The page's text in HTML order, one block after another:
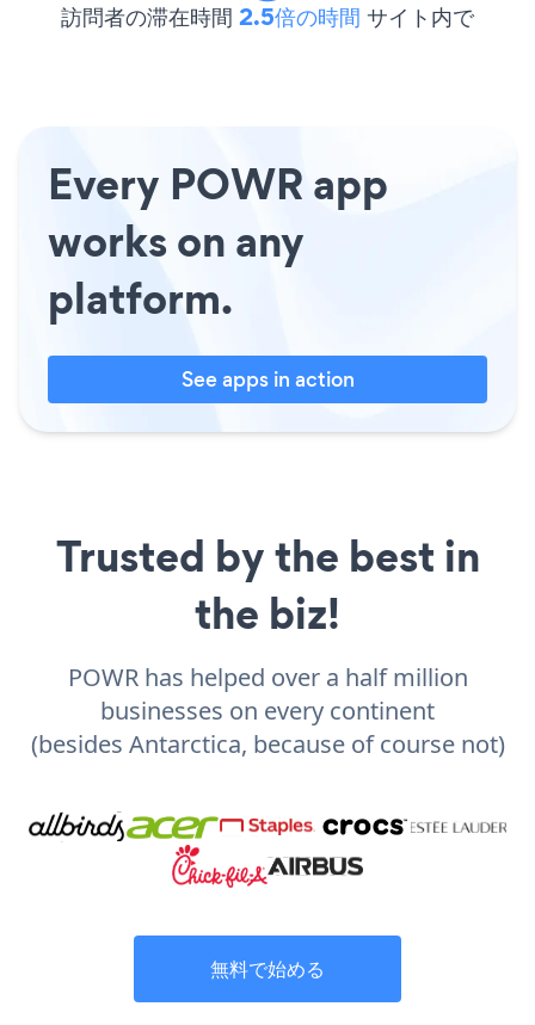
訪問者の滞在時間 2.5倍の時間 サイト内で
Every POWR app
works on any
platform.
See apps in action
Trusted by the best in
the biz!
POWR has helped over a half million
businesses on every continent
(besides Antarctica, because of course not)
無料で始める